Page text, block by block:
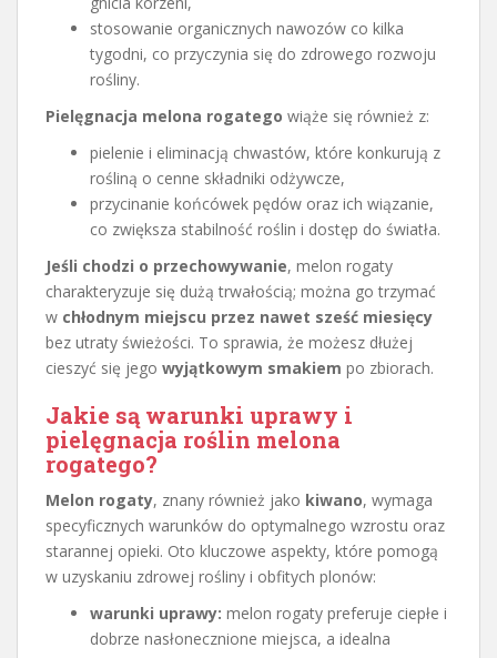
stosowanie organicznych nawozów co kilka
tygodni, co przyczynia się do zdrowego rozwoju
rośliny.
Pielęgnacja melona rogatego wiąże się również z:
pielenie i eliminacją chwastów, które konkurują z
rośliną o cenne składniki odżywcze,
przycinanie końcówek pędów oraz ich wiązanie,
co zwiększa stabilność roślin i dostęp do światła.
Jeśli chodzi o przechowywanie, melon rogaty
charakteryzuje się dużą trwałością; można go trzymać
w chłodnym miejscu przez nawet sześć miesięcy
bez utraty świeżości. To sprawia, że możesz dłużej
cieszyć się jego wyjątkowym smakiem po zbiorach.
Jakie są warunki uprawy i
pielęgnacja roślin melona
rogatego?
Melon rogaty, znany również jako kiwano, wymaga
specyficznych warunków do optymalnego wzrostu oraz
starannej opieki. Oto kluczowe aspekty, które pomogą
w uzyskaniu zdrowej rośliny i obfitych plonów:
warunki uprawy: melon rogaty preferuje ciepłe i
dobrze nasłonecznione miejsca, a idealna